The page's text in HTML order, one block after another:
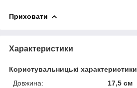
Приховати
Характеристики
Користувальницькі характеристики
Довжина:
17,5 см